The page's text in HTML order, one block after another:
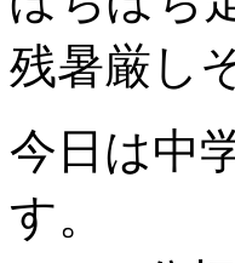
残暑厳し
今日は中
す。